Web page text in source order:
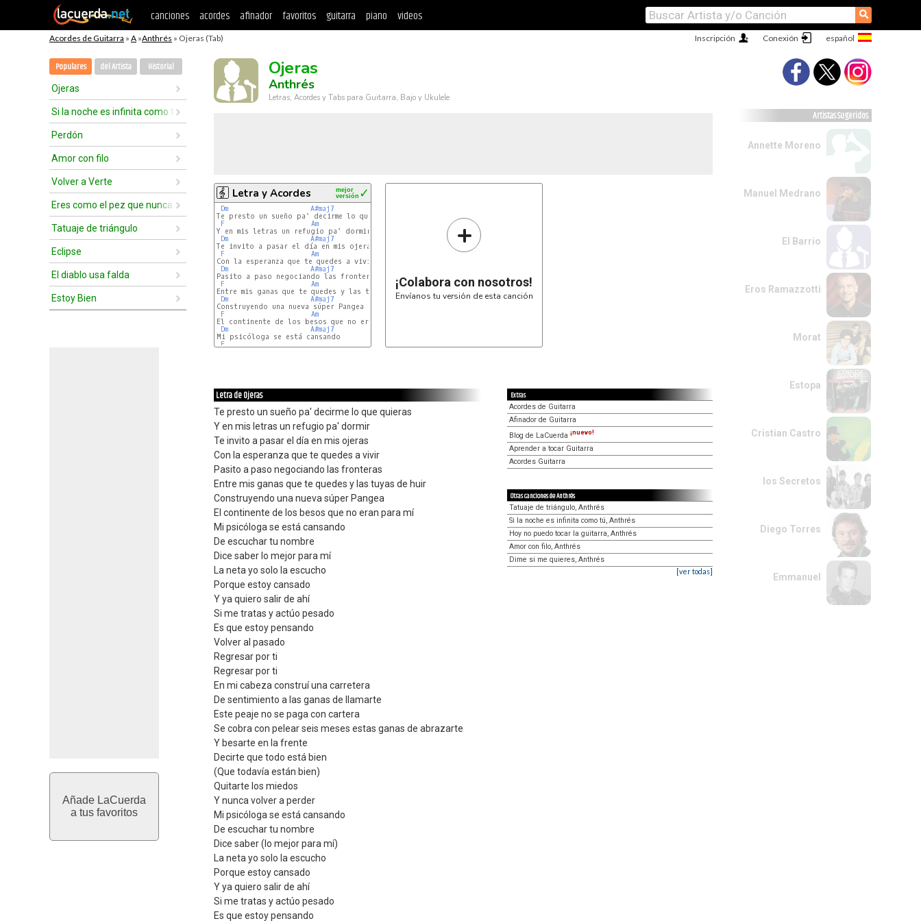
canciones acordes afinador favoritos guitarra piano videos ⚲
Acordes de Guitarra » A »Anthrés » Ojeras (Tab) Conexión
Inscripción
Populares del Artista Historial
Ojeras
Si la noche es infinita como tú
Perdón
Amor con filo
Volver a Verte
Eres como el pez que nunca tuve
Tatuaje de triángulo
Eclipse
El diablo usa falda
Estoy Bien
Añade LaCuerda
a tus favoritos
Ojeras
Anthrés
Letras, Acordes y Tabs para Guitarra, Bajo y Ukulele
Letra y Acordes ✓
mejor
versión
Dm
A#maj7
Te presto un sueño pa' decirme lo que quieras
F
Am
Y en mis letras un refugio pa' dormir
Dm
A#maj7
Te invito a pasar el día en mis ojeras
F
Am
Con la esperanza que te quedes a vivir
Dm
A#maj7
Pasito a paso negociando las fronteras
F
Am
Entre mis ganas que te quedes y las tuyas de huir
Dm
A#maj7
Construyendo una nueva súper Pangea
F
Am
El continente de los besos que no eran para mí
Dm
A#maj7
Mi psicóloga se está cansando
F
+
¡Colabora con nosotros!
Envíanos tu versión de esta canción
Letra de Ojeras
Te presto un sueño pa' decirme lo que quieras
Y en mis letras un refugio pa' dormir
Te invito a pasar el día en mis ojeras
Con la esperanza que te quedes a vivir
Pasito a paso negociando las fronteras
Entre mis ganas que te quedes y las tuyas de huir
Construyendo una nueva súper Pangea
El continente de los besos que no eran para mí
Mi psicóloga se está cansando
De escuchar tu nombre
Dice saber lo mejor para mí
La neta yo solo la escucho
Porque estoy cansado
Y ya quiero salir de ahí
Si me tratas y actúo pesado
Es que estoy pensando
Volver al pasado
Regresar por ti
Regresar por ti
En mi cabeza construí una carretera
De sentimiento a las ganas de llamarte
Este peaje no se paga con cartera
Se cobra con pelear seis meses estas ganas de abrazarte
Y besarte en la frente
Decirte que todo está bien
(Que todavía están bien)
Quitarte los miedos
Y nunca volver a perder
Mi psicóloga se está cansando
De escuchar tu nombre
Dice saber (lo mejor para mí)
La neta yo solo la escucho
Porque estoy cansado
Y ya quiero salir de ahí
Si me tratas y actúo pesado
Es que estoy pensando
Extras
Acordes de Guitarra
Afinador de Guitarra
Blog de LaCuerda ¡nuevo!
Aprender a tocar Guitarra
Acordes Guitarra
Otras canciones de Anthrés
Tatuaje de triángulo, Anthrés
Si la noche es infinita como tú, Anthrés
Hoy no puedo tocar la guitarra, Anthrés
Amor con filo, Anthrés
Dime si me quieres, Anthrés
[ver todas]
Artistas Sugeridos
Annette Moreno
Manuel Medrano
El Barrio
Eros Ramazzotti
Morat
Estopa
Cristian Castro
los Secretos
Diego Torres
Emmanuel